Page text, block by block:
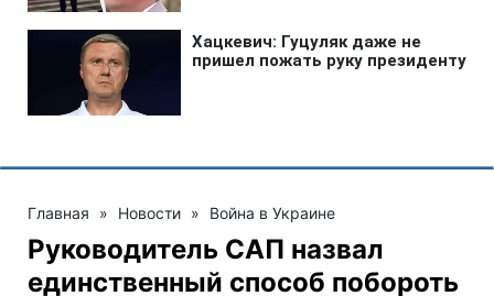
Главная » Новости » Война в Украине
Руководитель САП назвал
единственный способ побороть